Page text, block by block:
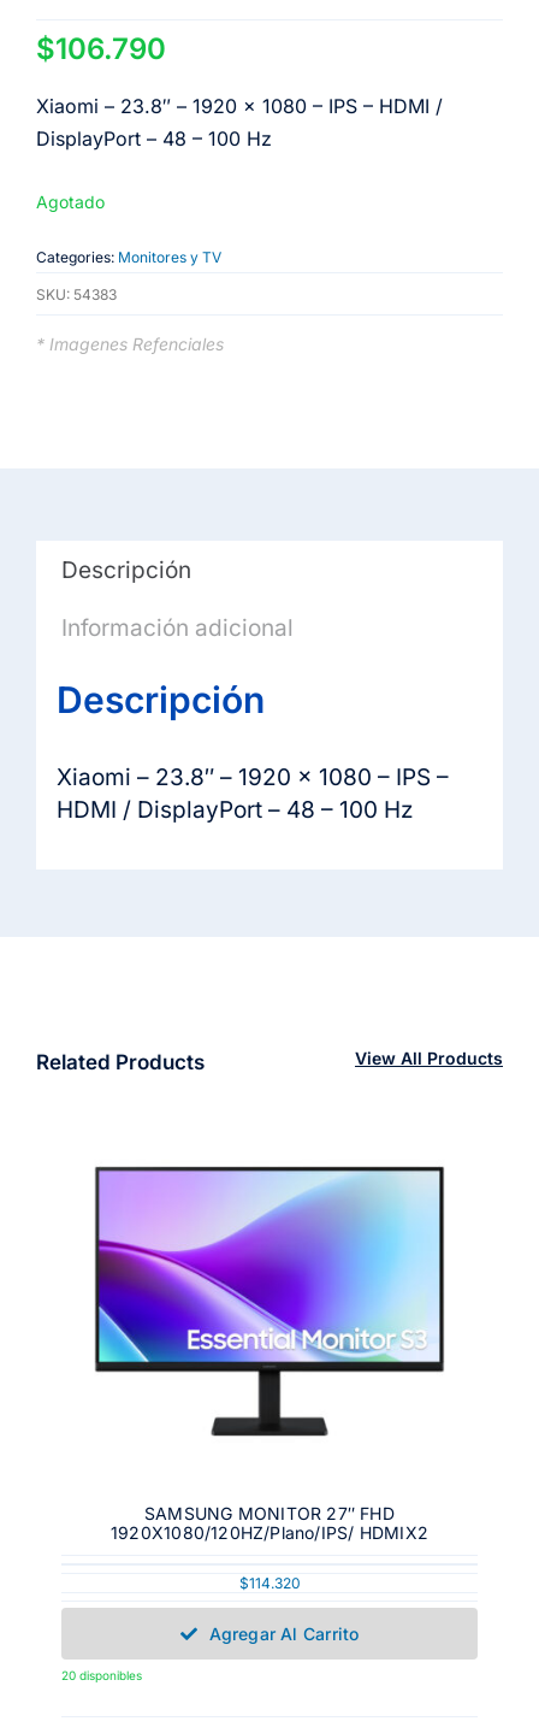
$106.790
Xiaomi – 23.8″ – 1920 x 1080 – IPS – HDMI /
DisplayPort – 48 – 100 Hz
Agotado
Categories: Monitores y TV
SKU: 54383
* Imagenes Refenciales
Descripción
Información adicional
Descripción
Xiaomi – 23.8″ – 1920 x 1080 – IPS –
HDMI / DisplayPort – 48 – 100 Hz
Related Products View All Products
SAMSUNG MONITOR 27″ FHD
1920X1080/120HZ/Plano/IPS/ HDMIX2
$114.320
Agregar Al Carrito
20 disponibles